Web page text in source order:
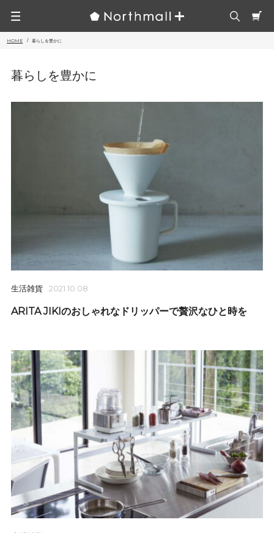
HOME 暮らしを豊かに
暮らしを豊かに
生活雑貨 2021.10.08
ARITA JIKIのおしゃれなドリッパーで贅沢なひと時を